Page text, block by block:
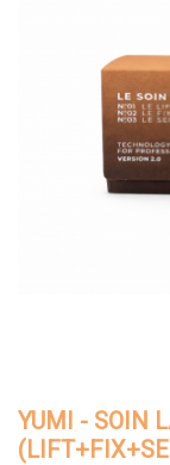
YUMI - SOIN